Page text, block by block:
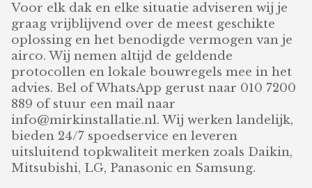
Voor elk dak en elke situatie adviseren wij je
graag vrijblijvend over de meest geschikte
oplossing en het benodigde vermogen van je
airco. Wij nemen altijd de geldende
protocollen en lokale bouwregels mee in het
advies. Bel of WhatsApp gerust naar 010 7200
889 of stuur een mail naar
info@mirkinstallatie.nl. Wij werken landelijk,
bieden 24/7 spoedservice en leveren
uitsluitend topkwaliteit merken zoals Daikin,
Mitsubishi, LG, Panasonic en Samsung.